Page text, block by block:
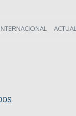
INTERNACIONAL